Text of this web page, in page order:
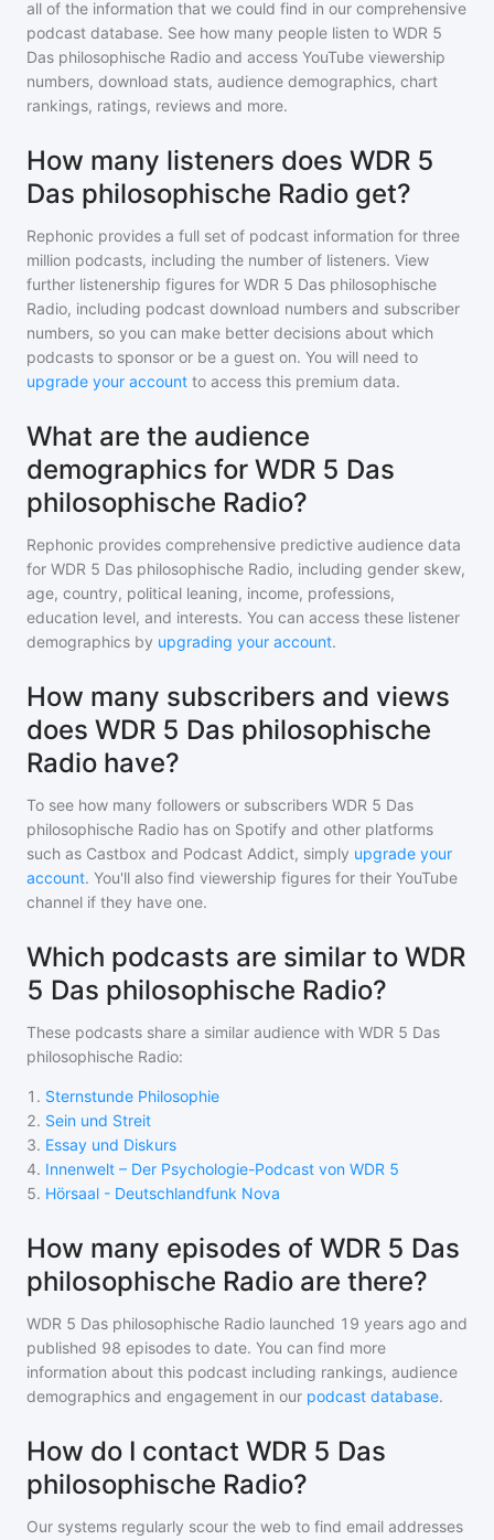
all of the information that we could find in our comprehensive
podcast database. See how many people listen to WDR 5
Das philosophische Radio and access YouTube viewership
numbers, download stats, audience demographics, chart
rankings, ratings, reviews and more.
How many listeners does WDR 5
Das philosophische Radio get?
Rephonic provides a full set of podcast information for three
million podcasts, including the number of listeners. View
further listenership figures for WDR 5 Das philosophische
Radio, including podcast download numbers and subscriber
numbers, so you can make better decisions about which
podcasts to sponsor or be a guest on. You will need to
upgrade your account to access this premium data.
What are the audience
demographics for WDR 5 Das
philosophische Radio?
Rephonic provides comprehensive predictive audience data
for WDR 5 Das philosophische Radio, including gender skew,
age, country, political leaning, income, professions,
education level, and interests. You can access these listener
demographics by upgrading your account.
How many subscribers and views
does WDR 5 Das philosophische
Radio have?
To see how many followers or subscribers WDR 5 Das
philosophische Radio has on Spotify and other platforms
such as Castbox and Podcast Addict, simply upgrade your
account. You'll also find viewership figures for their YouTube
channel if they have one.
Which podcasts are similar to WDR
5 Das philosophische Radio?
These podcasts share a similar audience with WDR 5 Das
philosophische Radio:
1 . Sternstunde Philosophie
2. Sein und Streit
3. Essay und Diskurs
4. Innenwelt – Der Psychologie-Podcast von WDR 5
5. Hörsaal - Deutschlandfunk Nova
How many episodes of WDR 5 Das
philosophische Radio are there?
WDR 5 Das philosophische Radio launched 19 years ago and
published 98 episodes to date. You can find more
information about this podcast including rankings, audience
demographics and engagement in our podcast database.
How do I contact WDR 5 Das
philosophische Radio?
Our systems regularly scour the web to find email addresses